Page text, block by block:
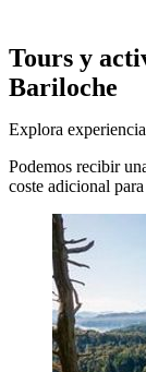
Tours y
Bariloche
Explora
Podemos recibir
coste adicional